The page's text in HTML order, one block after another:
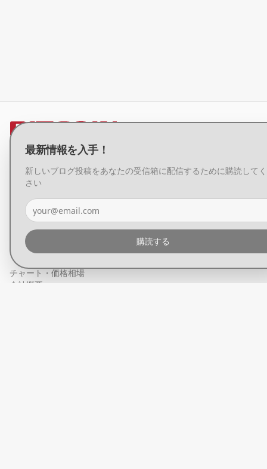
最新情報を入手！
新しいブログ投稿をあなたの受信箱に配信するために購読して
さい
購読する
ビットコインジャパン株式会社
〒106-6116
六本木ヒルズ森タワー 16階
最新情報を受け取る
購読する
チャート・価格相場
会社概要